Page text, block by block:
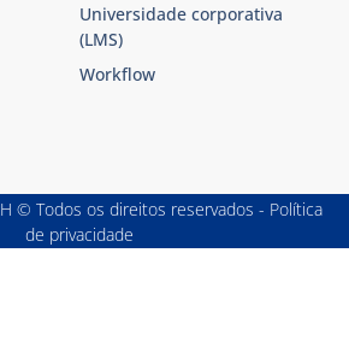
Universidade corporativa
(LMS)
Workflow
© Todos os direitos reservados - Política
de privacidade